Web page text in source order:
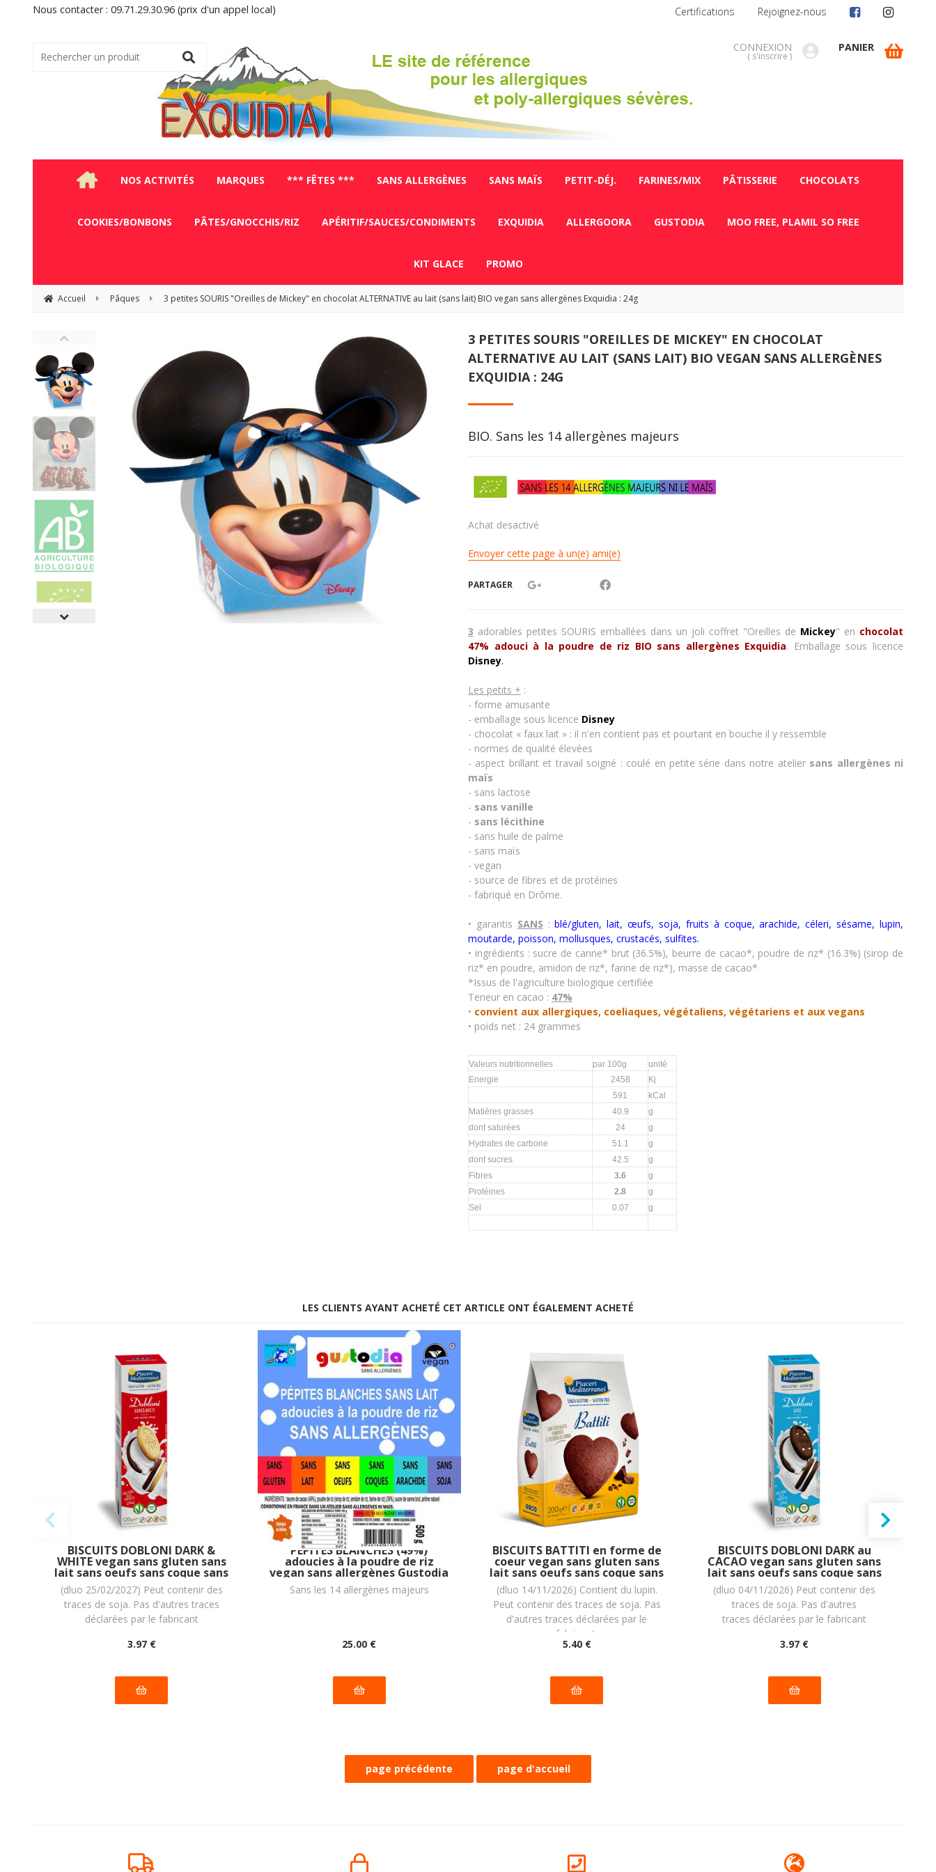
Nous contacter : 09.71.29.30.96 (prix d'un appel local)
CONNEXION
( s'inscrire )
PANIER
NOS ACTIVITÉS MARQUES *** FÊTES *** SANS ALLERGÈNES SANS MAÏS PETIT-DÉJ. FARINES/MIX PÂTISSERIE CHOCOLATS
COOKIES/BONBONS PÂTES/GNOCCHIS/RIZ APÉRITIF/SAUCES/CONDIMENTS EXQUIDIA ALLERGOORA GUSTODIA MOO FREE, PLAMIL SO FREE
KIT GLACE PROMO
Accueil Pâques 3 petites SOURIS "Oreilles de Mickey" en chocolat ALTERNATIVE au lait (sans lait) BIO vegan sans allergènes Exquidia : 24g
3 PETITES SOURIS "OREILLES DE MICKEY" EN CHOCOLAT
ALTERNATIVE AU LAIT (SANS LAIT) BIO VEGAN SANS ALLERGÈNES
EXQUIDIA : 24G
BIO. Sans les 14 allergènes majeurs
Achat desactivé
Envoyer cette page à un(e) ami(e)
PARTAGER
3 adorables petites SOURIS emballées dans un joli coffret "Oreilles de Mickey" en chocolat
47% adouci à la poudre de riz BIO sans allergènes Exquidia. Emballage sous licence
Disney.
Les petits + :
- forme amusante
- emballage sous licence Disney
- chocolat « faux lait » : il n'en contient pas et pourtant en bouche il y ressemble
- normes de qualité élevées
- aspect brillant et travail soigné : coulé en petite série dans notre atelier sans allergènes ni
maïs
- sans lactose
- sans vanille
- sans lécithine
- sans huile de palme
- sans maïs
- vegan
- source de fibres et de protéines
- fabriqué en Drôme.
• garantis SANS :blé/gluten, lait, œufs, soja, fruits à coque, arachide, céleri, sésame, lupin,
moutarde, poisson, mollusques, crustacés, sulfites.
• ingrédients : sucre de canne* brut (36.5%), beurre de cacao*, poudre de riz* (16.3%) (sirop de
riz* en poudre, amidon de riz*, farine de riz*), masse de cacao*
*Issus de l'agriculture biologique certifiée
Teneur en cacao : 47%
• convient aux allergiques, coeliaques, végétaliens, végétariens et aux vegans
• poids net : 24 grammes
Valeurs nutritionnelles par 100g
unité
Energie
2458
Kj
591
kCal
Matières grasses
40.9
g
dont saturées
24
g
Hydrates de carbone
51.1
g
dont sucres
42.5
g
Fibres
3.6
g
Protéines
2.8
g
Sel
0.07 g
LES CLIENTS AYANT ACHETÉ CET ARTICLE ONT ÉGALEMENT ACHETÉ
BISCUITS DOBLONI DARK &
WHITE vegan sans gluten sans
lait sans oeufs sans coque sans
arachide PIACERI MEDITERRANEI :
120g
(dluo 25/02/2027) Peut contenir des
traces de soja. Pas d'autres traces
déclarées par le fabricant
3.97 €
PÉPITES BLANCHES (49%)
adoucies à la poudre de riz
vegan sans allergènes Gustodia
: 500g
Sans les 14 allergènes majeurs
25.00 €
BISCUITS BATTITI en forme de
coeur vegan sans gluten sans
lait sans oeufs sans coque sans
arachide PIACERI MEDITERRANEI :
200g
(dluo 14/11/2026) Contient du lupin.
Peut contenir des traces de soja. Pas
d'autres traces déclarées par le
fabricant.
5.40 €
BISCUITS DOBLONI DARK au
CACAO vegan sans gluten sans
lait sans oeufs sans coque sans
arachide PIACERI MEDITERRANEI :
120g
(dluo 04/11/2026) Peut contenir des
traces de soja. Pas d'autres
traces déclarées par le fabricant
3.97 €
Certifications Rejoignez-nous